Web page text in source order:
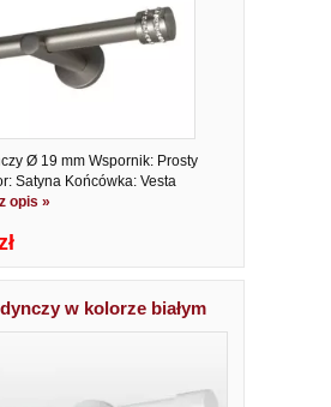
Ø 19 mm Wspornik: Prosty
Satyna Końcówka: Vesta
opis »
w kolorze białym